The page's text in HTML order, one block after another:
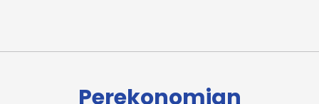
Perekonomian